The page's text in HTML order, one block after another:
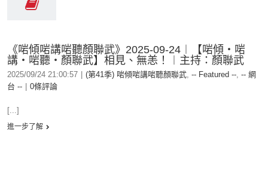
《啱傾啱講啱聽顏聯武》2025-09-24︱【啱傾‧啱
講‧啱聽‧顏聯武】相見、無恙！︱主持：顏聯武
2025/09/24 21:00:57 (第41季) 啱傾啱講啱聽顏聯武, -- Featured --, -- 網
台 --
0條評論
[...]
進一步了解